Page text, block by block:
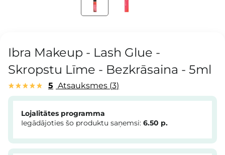
Ibra Makeup - Lash Glue -
Skropstu Līme - Bezkrāsaina - 5ml
5 Atsauksmes 3
Lojalitātes programma
Iegādājoties šo produktu saņemsi: 6.50 p.